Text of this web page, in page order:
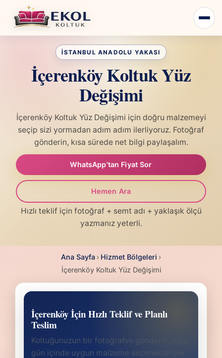
İçerenköy Koltuk Yüz
Değişimi
İçerenköy Koltuk Yüz Değişimi için doğru malzemeyi
seçip sizi yormadan adım adım ilerliyoruz. Fotoğraf
gönderin, kısa sürede net bilgi paylaşalım.
WhatsApp'tan Fiyat Sor
Hemen Ara
Hızlı teklif için fotoğraf + semt adı + yaklaşık ölçü
yazmanız yeterli.
Ana Sayfa › Hizmet Bölgeleri ›
İçerenköy Koltuk Yüz Değişimi
İçerenköy İçin Hızlı Teklif ve Planlı
Teslim
Koltuğunuzun bir fotoğrafını gönderin, aynı
gün içinde uygun malzeme seçenekleriyle